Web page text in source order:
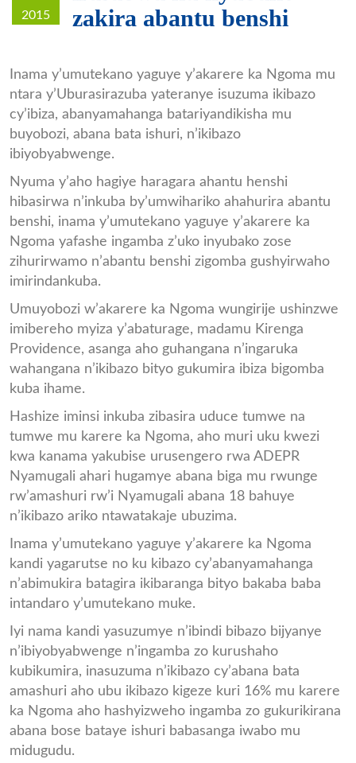
2015
zakira abantu benshi
NGOMA_district.png
Inama y’umutekano yaguye y’akarere ka Ngoma mu
ntara y’Uburasirazuba yateranye isuzuma ikibazo
cy’ibiza, abanyamahanga batariyandikisha mu
buyobozi, abana bata ishuri, n’ikibazo
ibiyobyabwenge.
Nyuma y’aho hagiye haragara ahantu henshi
hibasirwa n’inkuba by’umwihariko ahahurira abantu
benshi, inama y’umutekano yaguye y’akarere ka
Ngoma yafashe ingamba z’uko inyubako zose
zihurirwamo n’abantu benshi zigomba gushyirwaho
imirindankuba.
Umuyobozi w’akarere ka Ngoma wungirije ushinzwe
imibereho myiza y’abaturage, madamu Kirenga
Providence, asanga aho guhangana n’ingaruka
wahangana n’ikibazo bityo gukumira ibiza bigomba
kuba ihame.
Hashize iminsi inkuba zibasira uduce tumwe na
tumwe mu karere ka Ngoma, aho muri uku kwezi
kwa kanama yakubise urusengero rwa ADEPR
Nyamugali ahari hugamye abana biga mu rwunge
rw’amashuri rw’i Nyamugali abana 18 bahuye
n’ikibazo ariko ntawatakaje ubuzima.
Inama y’umutekano yaguye y’akarere ka Ngoma
kandi yagarutse no ku kibazo cy’abanyamahanga
n’abimukira batagira ikibaranga bityo bakaba baba
intandaro y’umutekano muke.
Iyi nama kandi yasuzumye n’ibindi bibazo bijyanye
n’ibiyobyabwenge n’ingamba zo kurushaho
kubikumira, inasuzuma n’ikibazo cy’abana bata
amashuri aho ubu ikibazo kigeze kuri 16% mu karere
ka Ngoma aho hashyizweho ingamba zo gukurikirana
abana bose bataye ishuri babasanga iwabo mu
midugudu.